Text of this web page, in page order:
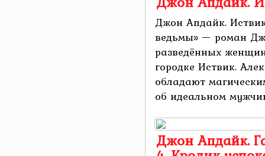
Джон Апдайк.
ведьмы» — роман
разведённых
городке Иствик.
обладают
об идеальном
Джон Апдайк.